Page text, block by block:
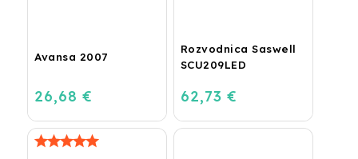
Avansa 2007
26,68 €
Rozvodnica Saswell
SCU209LED
62,73 €